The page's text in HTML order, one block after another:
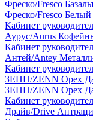
Фреско/Fresco
Фреско/Fresco
Кабинет
Аурус/Aurus
Кабинет
Антей/Antey
Кабинет
ЗЕНН/ZENN Орех
ЗЕНН/ZENN Орех
Кабинет
Драйв/Drive